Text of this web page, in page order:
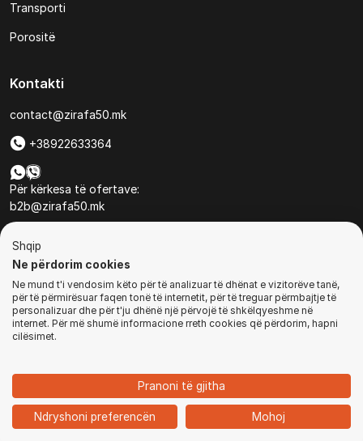
Ballina Kategoritë Kyçu
Transporti
Porositë
Kontakti
contact@zirafa50.mk
+38922633364
Për kërkesa të ofertave:
b2b@zirafa50.mk
© Të gjitha të drejtat e rezervuara
Shqip
Ne përdorim cookies
Ne mund t'i vendosim këto për të analizuar të dhënat e vizitorëve tanë,
për të përmirësuar faqen tonë të internetit, për të treguar përmbajtje të
personalizuar dhe për t'ju dhënë një përvojë të shkëlqyeshme në
internet. Për më shumë informacione rreth cookies që përdorim, hapni
cilësimet.
Pranoni të gjitha
Ndryshoni preferencën Mohoj